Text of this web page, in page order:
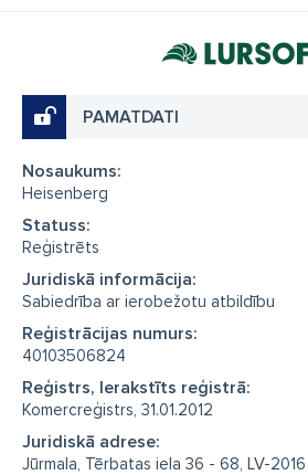
PAMATDATI
Nosaukums:
Heisenberg
Statuss:
Reģistrēts
Juridiskā informācija:
Sabiedrība ar ierobežotu atbildību
Reģistrācijas numurs:
40103506824
Reģistrs, Ierakstīts reģistrā:
Komercreģistrs, 31.01.2012
Juridiskā adrese:
Jūrmala, Tērbatas iela 36 - 68, LV-2016